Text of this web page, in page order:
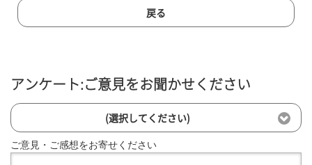
戻る
アンケート:ご意見をお聞かせください
(選択してください)
ご意見・ご感想をお寄せください